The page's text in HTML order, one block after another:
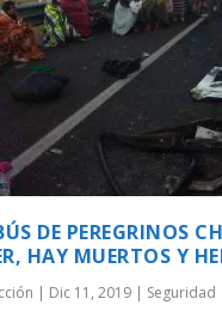
DE PEREGRINOS
HAY MUERTOS Y
| Dic 11, 2019 | Seguridad